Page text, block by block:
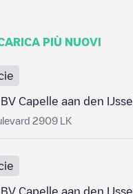
PIÙ NUOVI
Capelle aan den IJssel
2909 LK
Capelle aan den IJssel